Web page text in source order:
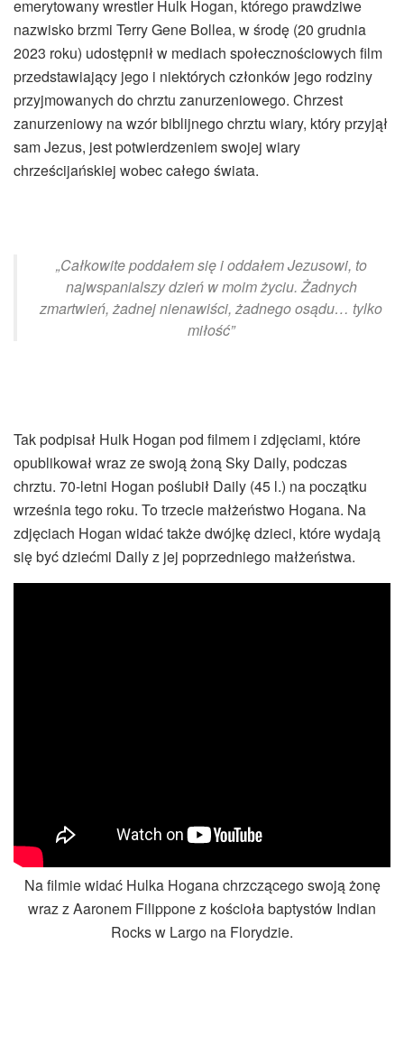
emerytowany wrestler Hulk Hogan, którego prawdziwe
nazwisko brzmi Terry Gene Bollea, w środę (20 grudnia
2023 roku) udostępnił w mediach społecznościowych film
przedstawiający jego i niektórych członków jego rodziny
przyjmowanych do chrztu zanurzeniowego. Chrzest
zanurzeniowy na wzór biblijnego chrztu wiary, który przyjął
sam Jezus, jest potwierdzeniem swojej wiary
chrześcijańskiej wobec całego świata.
„Całkowite poddałem się i oddałem Jezusowi, to
najwspanialszy dzień w moim życiu. Żadnych
zmartwień, żadnej nienawiści, żadnego osądu… tylko
miłość”
Tak podpisał Hulk Hogan pod filmem i zdjęciami, które
opublikował wraz ze swoją żoną Sky Daily, podczas
chrztu. 70-letni Hogan poślubił Daily (45 l.) na początku
września tego roku. To trzecie małżeństwo Hogana. Na
zdjęciach Hogan widać także dwójkę dzieci, które wydają
się być dziećmi Daily z jej poprzedniego małżeństwa.
Na filmie widać Hulka Hogana chrzczącego swoją żonę
wraz z Aaronem Filippone z kościoła baptystów Indian
Rocks w Largo na Florydzie.